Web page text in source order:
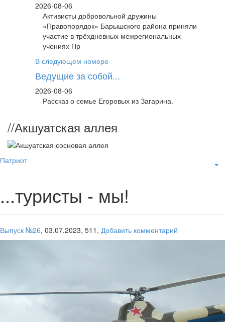
2026-08-06
Активисты добровольной дружины
«Правопорядок» Барышского района приняли
участие в трёхдневных межрегиональных
учениях Пр
В следующем номере
Ведущие за собой...
2026-08-06
Рассказ о семье Егоровых из Загарина.
//Акшуатская аллея
Патриот
...туристы - мы!
Выпуск №26, 03.07.2023, 511, Добавить комментарий